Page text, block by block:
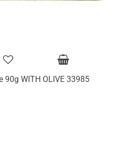
90g WITH OLIVE 33985